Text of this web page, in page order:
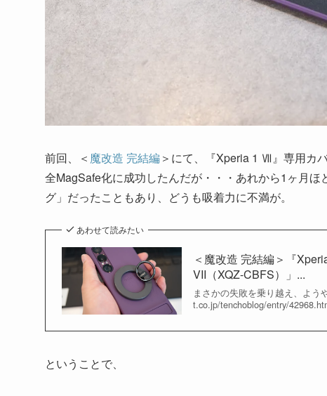
前回、＜ 魔改造 完結編 ＞にて、『Xperia 1 Ⅶ』専用カ
全MagSafe化に成功したんだが・・・あれから1ヶ月
グ」だったこともあり、どうも吸着力に不満が。
あわせて読みたい
＜魔改造 完結編＞『
VII（XQZ-CBFS）」...
まさかの失敗を乗り越え、よう
t.co.jp/tenchoblog/entry/
ということで、